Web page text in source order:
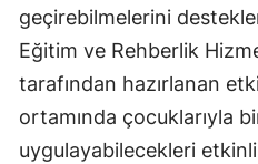
geçirebilmelerini
Eğitim ve Rehberlik
tarafından hazırlanan
ortamında çocuklarıyla
uygulayabilecekleri